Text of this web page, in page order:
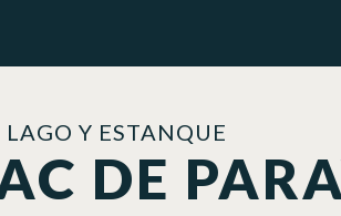
DE
LAGO Y ESTANQUE